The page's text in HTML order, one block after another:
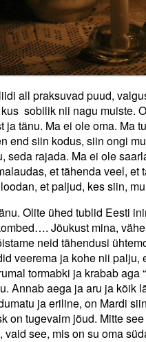
all praksuvad puud,
sobilik nii nagu muiste.
ja tänu. Ma ei ole oma. Ma
end siin kodus, siin ongi
seda rajada. Ma ei ole
et tähenda veel, et
et paljud, kes siin,
Olite ühed tublid Eesti
Jõukust mina,
neid tähendusi
veerema ja kohe nii
tormabki ja krabab aga
Annab aega ja aru ja
ja eriline, on Mardi
on tugevaim jõud. Mitte
see, mis on su oma